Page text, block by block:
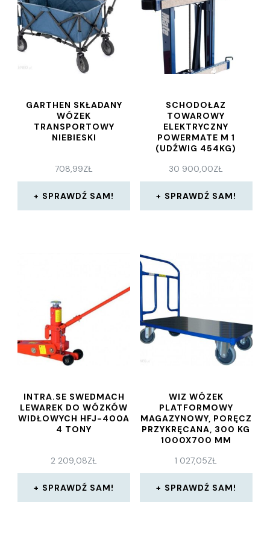
GARTHEN SKŁADANY
WÓZEK
TRANSPORTOWY
NIEBIESKI
708,99ZŁ
SPRAWDŹ SAM!
SCHODOŁAZ
TOWAROWY
ELEKTRYCZNY
POWERMATE M 1
(UDŹWIG 454KG)
30 900,00ZŁ
SPRAWDŹ SAM!
INTRA.SE SWEDMACH
LEWAREK DO WÓZKÓW
WIDŁOWYCH HFJ-400A
4 TONY
2 209,08ZŁ
SPRAWDŹ SAM!
WIZ WÓZEK
PLATFORMOWY
MAGAZYNOWY, PORĘCZ
PRZYKRĘCANA, 300 KG
1000X700 MM
1 027,05ZŁ
SPRAWDŹ SAM!